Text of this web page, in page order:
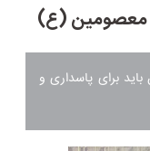
معصومین (ع)
باید برای پاسداری و